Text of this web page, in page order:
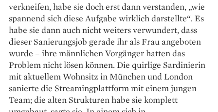
verkneifen, habe sie doch erst dann verstanden, „wie
spannend sich diese Aufgabe wirklich darstellte“. Es
habe sie dann auch nicht weiters verwundert, dass
dieser Sanierungsjob gerade ihr als Frau angeboten
wurde – ihre männlichen Vorgänger hatten das
Problem nicht lösen können. Die quirlige Sardinierin
mit aktuellem Wohnsitz in München und London
sanierte die Streamingplattform mit einem jungen
Team; die alten Strukturen habe sie komplett